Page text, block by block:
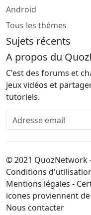
Android
Tous les thèmes
Sujets récents
A propos du
C'est des forums et
jeux vidéos et
tutoriels.
Adresse email
© 2021 QuozNetwork
Conditions
Mentions légales -
icones proviennent
Nous contacter